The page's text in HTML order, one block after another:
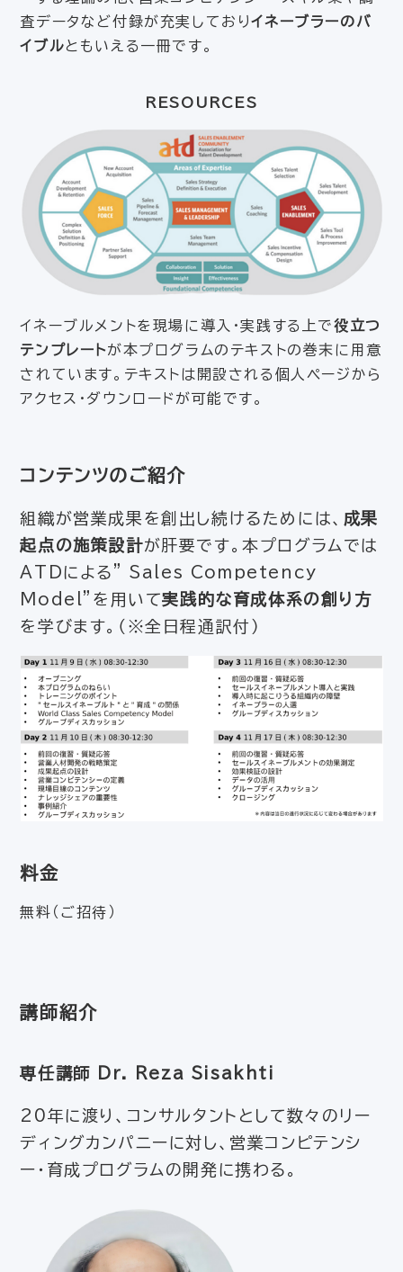
査データなど付録が充実しておりイネーブラーのバ
イブルともいえる一冊です。
RESOURCES
イネーブルメントを現場に導入・実践する上で役立つ
テンプレートが本プログラムのテキストの巻末に用意
されています。テキストは開設される個人ページから
アクセス・ダウンロードが可能です。
コンテンツのご紹介
組織が営業成果を創出し続けるためには、 成果
起点の施策設計が肝要です。本プログラムでは
ATDによる” Sales Competency
Model”を用いて実践的な育成体系の創り方
を学びます。（※全日程通訳付）
料金
無料（ご招待）
講師紹介
専任講師 Dr. Reza Sisakhti
20年に渡り、コンサルタントとして数々のリー
ディングカンパニーに対し、営業コンピテンシ
ー・育成プログラムの開発に携わる。